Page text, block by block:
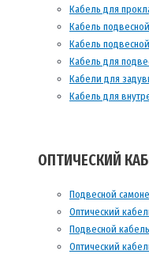
Кабель для
Кабель
Кабель
Кабель для
Кабели для
Кабель для
ОПТИЧЕСКИЙ
Подвесной
Оптический
Подвесной
Оптический